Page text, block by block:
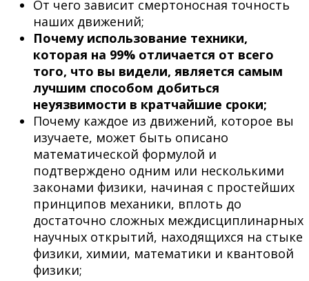
От чего зависит смертоносная точность
наших движений;
Почему использование техники,
которая на 99% отличается от всего
того, что вы видели, является самым
лучшим способом добиться
неуязвимости в кратчайшие сроки;
Почему каждое из движений, которое вы
изучаете, может быть описано
математической формулой и
подтверждено одним или несколькими
законами физики, начиная с простейших
принципов механики, вплоть до
достаточно сложных междисциплинарных
научных открытий, находящихся на стыке
физики, химии, математики и квантовой
физики;